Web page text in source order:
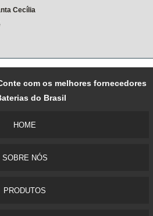
Cecília
com os melhores fornecedores
do Brasil
HOME
SOBRE NÓS
PRODUTOS